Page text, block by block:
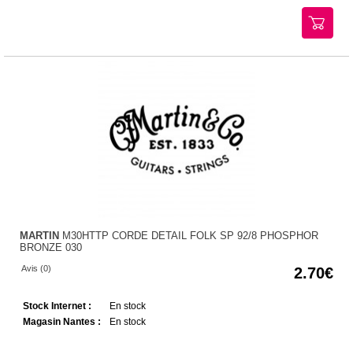
MARTIN M30HTTP CORDE DETAIL FOLK SP 92/8 PHOSPHOR
BRONZE 030
Avis (0) 2.70
Stock Internet :
En stock
Magasin Nantes :
En stock